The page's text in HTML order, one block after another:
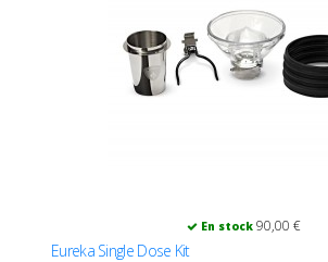
En stock 90,00 €
Eureka Single Dose Kit